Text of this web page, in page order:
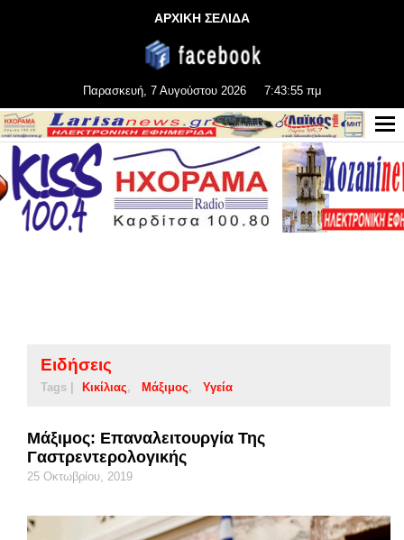
ΑΡΧΙΚΗ ΣΕΛΙΔΑ
Παρασκευή, 7 Αυγούστου 2026 7:43:55 πμ
Ειδήσεις
Tags | Κικίλιας Μάξιμος Υγεία
Μάξιμος: Επαναλειτουργία Της
Γαστρεντερολογικής
25 Οκτωβρίου, 2019